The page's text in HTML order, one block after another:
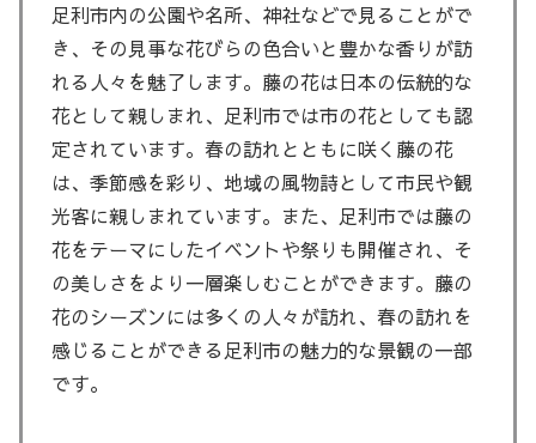
足利市内の公園や名所、神社などで見ることがで
き、その見事な花びらの色合いと豊かな香りが訪
れる人々を魅了します。藤の花は日本の伝統的な
花として親しまれ、足利市では市の花としても認
定されています。春の訪れとともに咲く藤の花
は、季節感を彩り、地域の風物詩として市民や観
光客に親しまれています。また、足利市では藤の
花をテーマにしたイベントや祭りも開催され、そ
の美しさをより一層楽しむことができます。藤の
花のシーズンには多くの人々が訪れ、春の訪れを
感じることができる足利市の魅力的な景観の一部
です。